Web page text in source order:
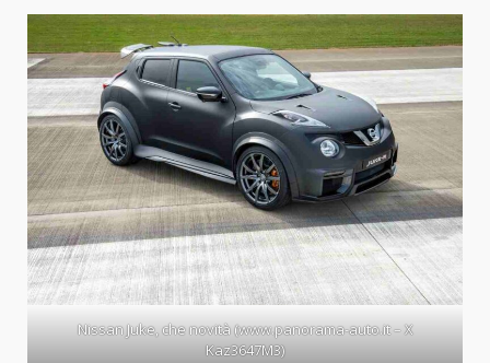
Nissan Juke, che novità (www.panorama-auto.it – X
Kaz3647M3)